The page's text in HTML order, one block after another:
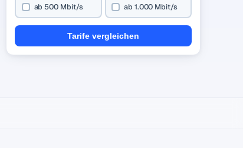
ab 500 Mbit/s ab 1.000 Mbit/s
Tarife vergleichen